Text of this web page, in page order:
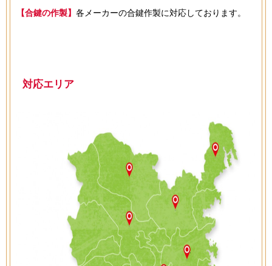
【合鍵の作製】 各メーカーの合鍵作製に対応しております。
対応エリア